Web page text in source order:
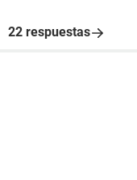
22 respuestas